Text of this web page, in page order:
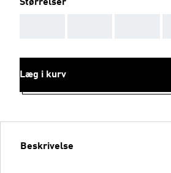
Størrelser
Læg i kurv
Beskrivelse